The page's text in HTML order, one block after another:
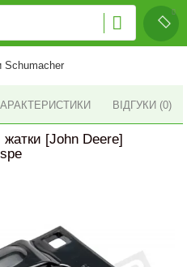
Schumacher
ВІДГУКИ (0)
[John Deere]